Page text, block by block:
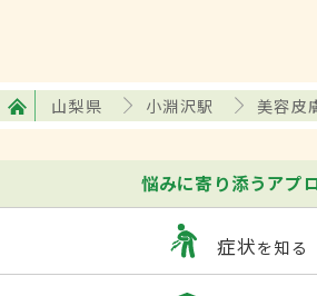
山梨県 小淵沢駅 美容皮
悩みに寄り添うアプ
症状を知る